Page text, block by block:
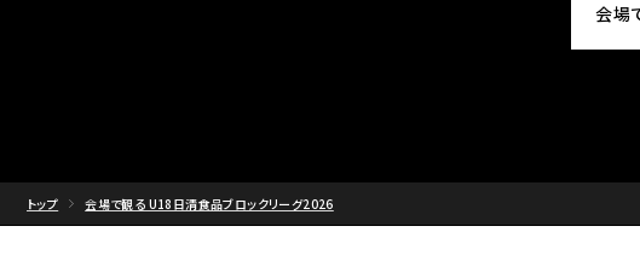
会場
トップ 会場で観る U18日清食品ブロックリーグ2026